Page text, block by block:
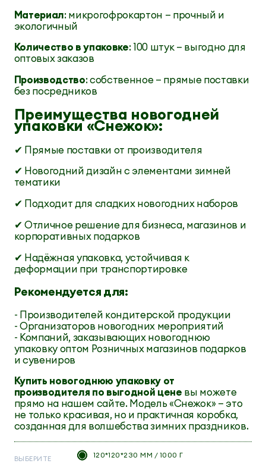
Материал: микрогофрокартон — прочный и
экологичный
Количество в упаковке: 100 штук — выгодно для
оптовых заказов
Производство: собственное — прямые поставки
без посредников
Преимущества новогодней
упаковки «Снежок»:
✔ Прямые поставки от производителя
✔ Новогодний дизайн с элементами зимней
тематики
✔ Подходит для сладких новогодних наборов
✔ Отличное решение для бизнеса, магазинов и
корпоративных подарков
✔ Надёжная упаковка, устойчивая к
деформации при транспортировке
Рекомендуется для:
- Производителей кондитерской продукции
- Организаторов новогодних мероприятий
- Компаний, заказывающих новогоднюю
упаковку оптом Розничных магазинов подарков
и сувениров
Купить новогоднюю упаковку от
производителя по выгодной цене вы можете
прямо на нашем сайте. Модель «Снежок» — это
не только красивая, но и практичная коробка,
созданная для волшебства зимних праздников.
ВЫБЕРИТЕ 120*120*230 ММ / 1000 Г